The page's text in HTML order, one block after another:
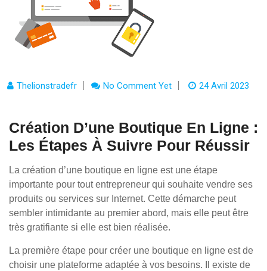
Thelionstradefr No Comment Yet 24 Avril 2023
Création D’une Boutique En Ligne :
Les Étapes À Suivre Pour Réussir
La création d’une boutique en ligne est une étape
importante pour tout entrepreneur qui souhaite vendre ses
produits ou services sur Internet. Cette démarche peut
sembler intimidante au premier abord, mais elle peut être
très gratifiante si elle est bien réalisée.
La première étape pour créer une boutique en ligne est de
choisir une plateforme adaptée à vos besoins. Il existe de